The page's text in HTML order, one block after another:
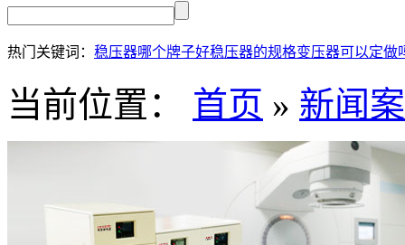
热门关键词： 稳压器哪个牌子好稳压器的规格变压器可以定做
当前位置： 首页 » 新闻